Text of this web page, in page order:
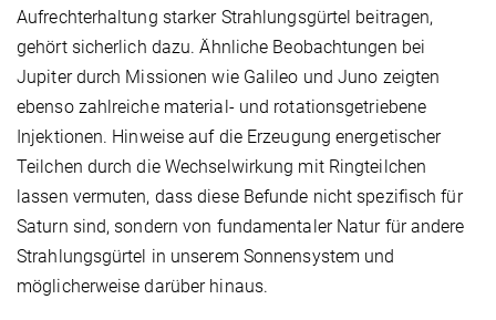
Aufrechterhaltung starker Strahlungsgürtel beitragen,
gehört sicherlich dazu. Ähnliche Beobachtungen bei
Jupiter durch Missionen wie Galileo und Juno zeigten
ebenso zahlreiche material- und rotationsgetriebene
Injektionen. Hinweise auf die Erzeugung energetischer
Teilchen durch die Wechselwirkung mit Ringteilchen
lassen vermuten, dass diese Befunde nicht spezifisch für
Saturn sind, sondern von fundamentaler Natur für andere
Strahlungsgürtel in unserem Sonnensystem und
möglicherweise darüber hinaus.